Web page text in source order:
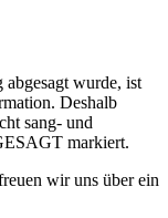
abgesagt wurde, ist
Deshalb
sang- und
markiert.
wir uns über ein